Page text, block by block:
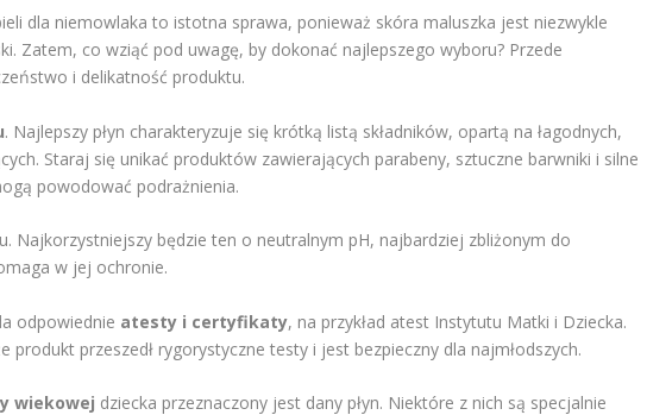
dla niemowlaka to istotna sprawa, ponieważ skóra maluszka jest niezwykle
Zatem, co wziąć pod uwagę, by dokonać najlepszego wyboru? Przede
i delikatność produktu.
. Najlepszy płyn charakteryzuje się krótką listą składników, opartą na łagodnych,
Staraj się unikać produktów zawierających parabeny, sztuczne barwniki i silne
powodować podrażnienia.
Najkorzystniejszy będzie ten o neutralnym pH, najbardziej zbliżonym do
w jej ochronie.
odpowiednie atesty i certyfikaty, na przykład atest Instytutu Matki i Dziecka.
produkt przeszedł rygorystyczne testy i jest bezpieczny dla najmłodszych.
wiekowej dziecka przeznaczony jest dany płyn. Niektóre z nich są specjalnie